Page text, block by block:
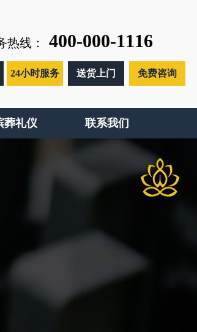
热线： 400-000-1116
24小时服务 送货上门 免费咨询
葬礼仪 联系我们